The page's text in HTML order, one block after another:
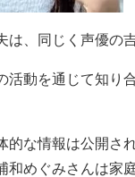
は、同じく声優の
活動を通じて知り
的な情報は公開さ
和めぐみさんは家